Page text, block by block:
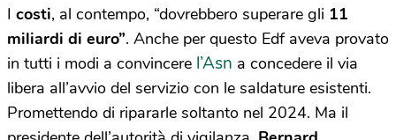
I costi, al contempo, “dovrebbero superare gli 11
miliardi di euro”. Anche per questo Edf aveva provato
in tutti i modi a convincere l’Asn a concedere il via
libera all’avvio del servizio con le saldature esistenti.
Promettendo di ripararle soltanto nel 2024. Ma il